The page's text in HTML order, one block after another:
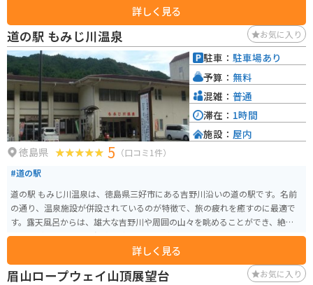
詳しく見る
道の駅 もみじ川温泉 お気に入り
徳島県 5 （口コミ1件）
#道の駅
道の駅 もみじ川温泉は、徳島県三好市にある吉野川沿いの道の駅です。名前
の通り、温泉施設が併設されているのが特徴で、旅の疲れを癒すのに最適で
す。露天風呂からは、雄大な吉野川や周囲の山々を眺めることができ、絶景を
眺めながらゆったりと温泉を楽しむことができます。 地元の特産品を販売す
る物産コーナーも充実しており、お土産探しにもおすすめです。特に、徳島
県産の新鮮な野菜や果物は人気があります。また、レストランでは、地元の
食材をふんだんに使った料理を楽しむことができます。 バイクで訪れる場
詳しく見る
駐車： 駐車場あり
予算： 無料
混雑： 普通
滞在： 1時間
施設： 屋内
眉山ロープウェイ山頂展望台 お気に入り